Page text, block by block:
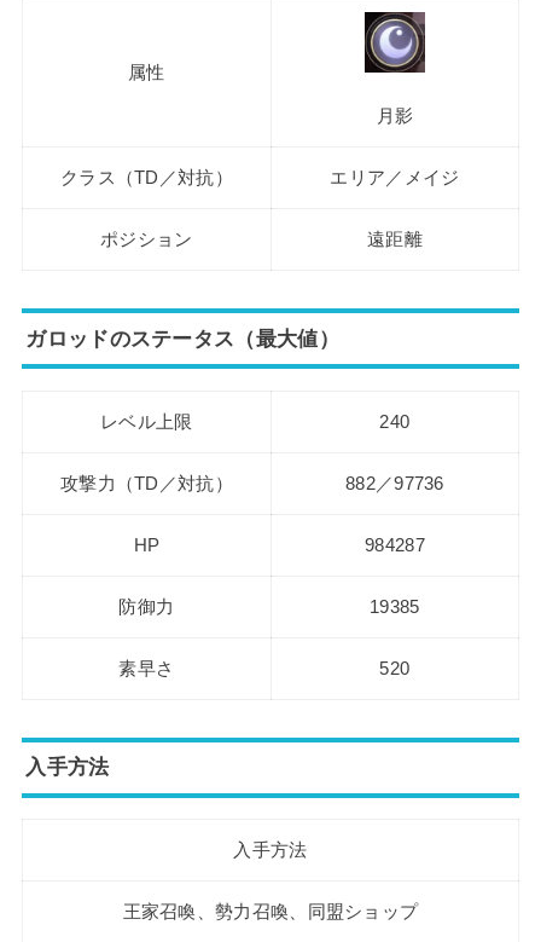
属性
月影
クラス（TD／対抗） エリア／メイジ
ポジション 遠距離
ガロッドのステータス（最大値）
レベル上限 240
攻撃力（TD／対抗） 882／97736
HP 984287
防御力 19385
素早さ 520
入手方法
入手方法
王家召喚、勢力召喚、同盟ショップ